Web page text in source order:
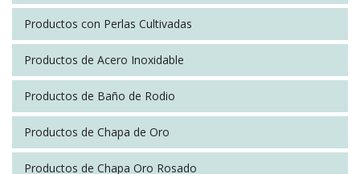
Productos con Perlas Cultivadas
Productos de Acero Inoxidable
Productos de Baño de Rodio
Productos de Chapa de Oro
Productos de Chapa Oro Rosado